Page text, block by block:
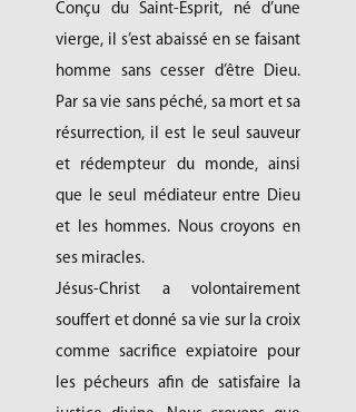
Conçu du Saint-Esprit, né d’une
vierge, il s’est abaissé en se faisant
homme sans cesser d’être Dieu.
Par sa vie sans péché, sa mort et sa
résurrection, il est le seul sauveur
et rédempteur du monde, ainsi
que le seul médiateur entre Dieu
et les hommes. Nous croyons en
ses miracles.
Jésus-Christ a volontairement
souffert et donné sa vie sur la croix
comme sacrifice expiatoire pour
les pécheurs afin de satisfaire la